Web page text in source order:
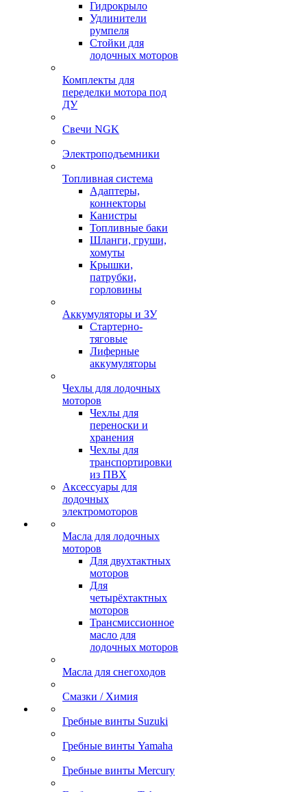
Гидрокрыло
Удлинители
румпеля
Стойки для
лодочных моторов
Комплекты для
переделки мотора под
ДУ
Свечи NGK
Электроподъемники
Топливная система
Адаптеры,
коннекторы
Канистры
Топливные баки
Шланги, груши,
хомуты
Крышки,
патрубки,
горловины
Аккумуляторы и ЗУ
Стартерно-
тяговые
Лиферные
аккумуляторы
Чехлы для лодочных
моторов
Чехлы для
переноски и
хранения
Чехлы для
транспортировки
из ПВХ
Аксессуары для
лодочных
электромоторов
Масла для лодочных
моторов
Для двухтактных
моторов
Для
четырёхтактных
моторов
Трансмиссионное
масло для
лодочных моторов
Масла для снегоходов
Смазки / Химия
Гребные винты Suzuki
Гребные винты Yamaha
Гребные винты Mercury